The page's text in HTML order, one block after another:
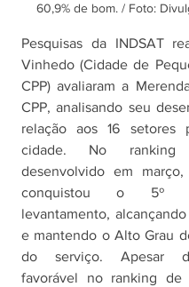
60,9% de bom. / Foto:
Pesquisas da INDSAT
Vinhedo (Cidade de
CPP) avaliaram a
CPP, analisando seu
relação aos 16 setores
cidade. No ranking
desenvolvido em
conquistou o 5º
levantamento,
e mantendo o Alto Grau
do serviço. Apesar
favorável no ranking de